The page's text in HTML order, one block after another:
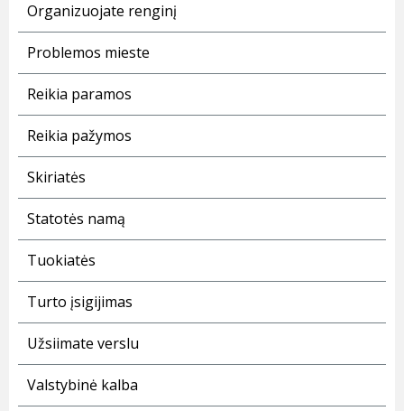
Organizuojate renginį
Problemos mieste
Reikia paramos
Reikia pažymos
Skiriatės
Statotės namą
Tuokiatės
Turto įsigijimas
Užsiimate verslu
Valstybinė kalba